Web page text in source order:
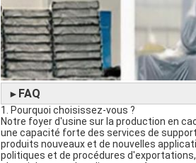
► FAQ
1. Pourquoi choisissez-vous ?
Notre foyer d'usine sur la production en
une capacité forte des services de
produits nouveaux et de nouvelles
politiques et de procédures